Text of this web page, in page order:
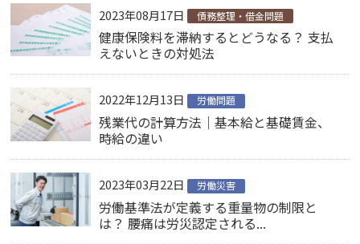
2023年08月17日 債務整理・借金問題
健康保険料を滞納するとどうなる？ 支払
えないときの対処法
2022年12月13日 労働問題
残業代の計算方法｜基本給と基礎賃金、
時給の違い
2023年03月22日 労働災害
労働基準法が定義する重量物の制限と
は？ 腰痛は労災認定される...